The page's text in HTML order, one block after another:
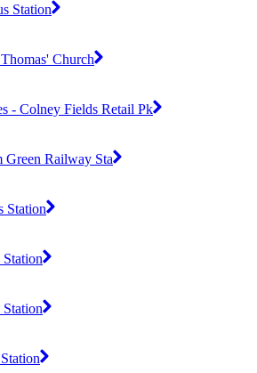
Station
Church
- Colney Fields Retail Pk
Green Railway Sta
Station